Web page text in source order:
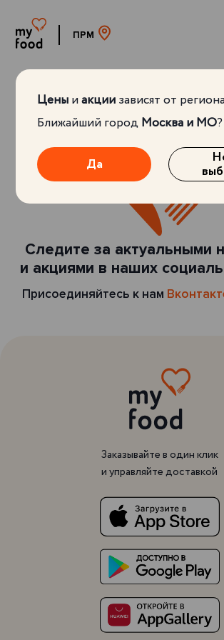
ПРМ
Ценыиакциизависят от
Ближайший городМосква и МО?
Да
Следите за актуальными
и акциями в наших
Присоединяйтесь к нам
Заказывайте в один клик
и управляйте доставкой